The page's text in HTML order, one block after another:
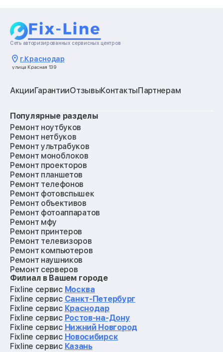
Сеть авторизированных сервисных центров
г.Краснодар
улица Красная 139
АкцииГарантииОтзывыКонтактыПартнерам
Популярные разделы
Ремонт ноутбуков
Ремонт нетбуков
Ремонт ультрабуков
Ремонт моноблоков
Ремонт проекторов
Ремонт планшетов
Ремонт телефонов
Ремонт фотовспышек
Ремонт объективов
Ремонт фотоаппаратов
Ремонт мфу
Ремонт принтеров
Ремонт телевизоров
Ремонт компьютеров
Ремонт наушников
Ремонт серверов
Ремонт мониторов
Ремонт квадрокоптеров
Ремонт электросамокатов
Ремонт материнских плат
Ремонт видеокарт
Ремонт кофемашин
Ремонт vr систем
Ремонт игровых приставок
Филиал в Вашем городе
Fixline сервис Москва
Fixline сервис Санкт-Петербург
Fixline сервис Краснодар
Fixline сервис Ростов-на-Дону
Fixline сервис Нижний Новгород
Fixline сервис Новосибирск
Fixline сервис Казань